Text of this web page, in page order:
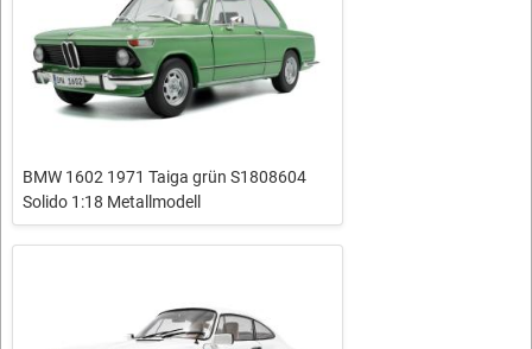
BMW 1602 1971 Taiga grün S1808604
Solido 1:18 Metallmodell